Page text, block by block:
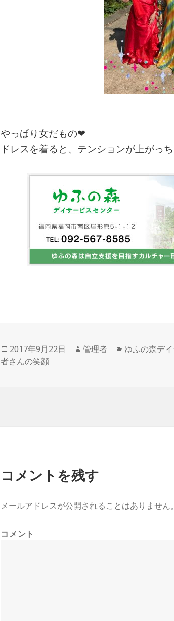
やっぱり女だもの❤
ドレスを着ると、テンションが上がっ
投
稿
2017年9月22日
作
管理者
カ
ゆふの森デ
者さんの笑顔
コメントを残す
メールアドレスが公開されることはありません
コメント